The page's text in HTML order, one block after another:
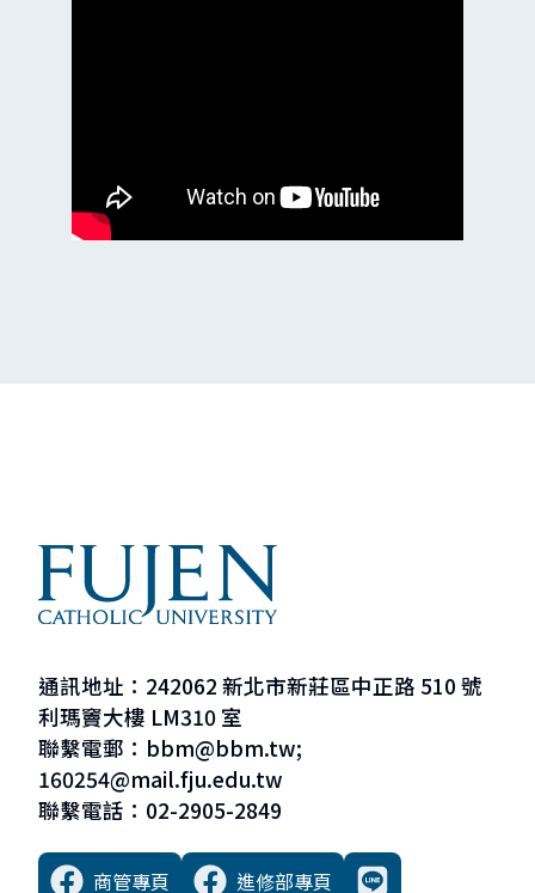
通訊地址：242062 新北市新莊區中正路 510 號
利瑪竇大樓 LM310 室
聯繫電郵：bbm@bbm.tw;
160254@mail.fju.edu.tw
聯繫電話：02-2905-2849
商管專頁 進修部專頁